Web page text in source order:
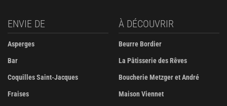
ENVIE DE
Asperges
Bar
Coquilles Saint-Jacques
Fraises
À DÉCOUVRIR
Beurre Bordier
La Pâtisserie des Rêves
Boucherie Metzger et André
Maison Viennet